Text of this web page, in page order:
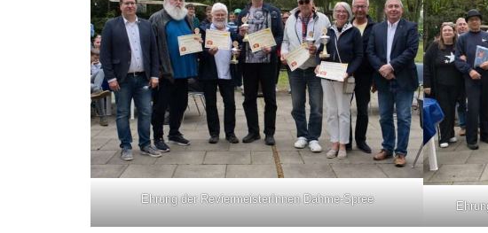
Ehrung der ReviermeisterInnen Dahme-Spree